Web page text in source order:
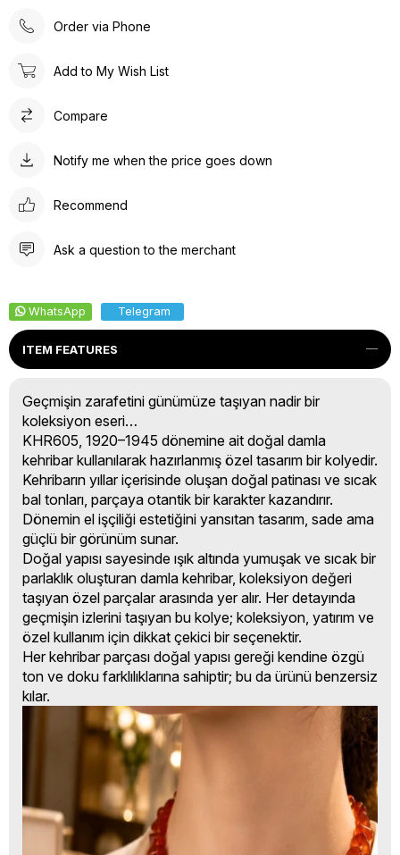
Order via Phone
Add to My Wish List
Compare
Notify me when the price goes down
Recommend
Ask a question to the merchant
WhatsApp Telegram
ITEM FEATURES
Geçmişin zarafetini günümüze taşıyan nadir bir
koleksiyon eseri…
KHR605, 1920–1945 dönemine ait doğal damla
kehribar kullanılarak hazırlanmış özel tasarım bir kolyedir.
Kehribarın yıllar içerisinde oluşan doğal patinası ve sıcak
bal tonları, parçaya otantik bir karakter kazandırır.
Dönemin el işçiliği estetiğini yansıtan tasarım, sade ama
güçlü bir görünüm sunar.
Doğal yapısı sayesinde ışık altında yumuşak ve sıcak bir
parlaklık oluşturan damla kehribar, koleksiyon değeri
taşıyan özel parçalar arasında yer alır. Her detayında
geçmişin izlerini taşıyan bu kolye; koleksiyon, yatırım ve
özel kullanım için dikkat çekici bir seçenektir.
Her kehribar parçası doğal yapısı gereği kendine özgü
ton ve doku farklılıklarına sahiptir; bu da ürünü benzersiz
kılar.